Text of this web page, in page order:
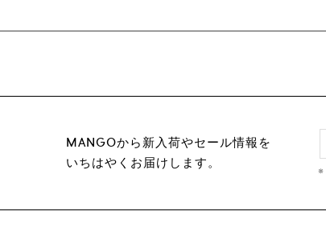
MANGOから新入荷やセール情報を
いちはやくお届けします。
※